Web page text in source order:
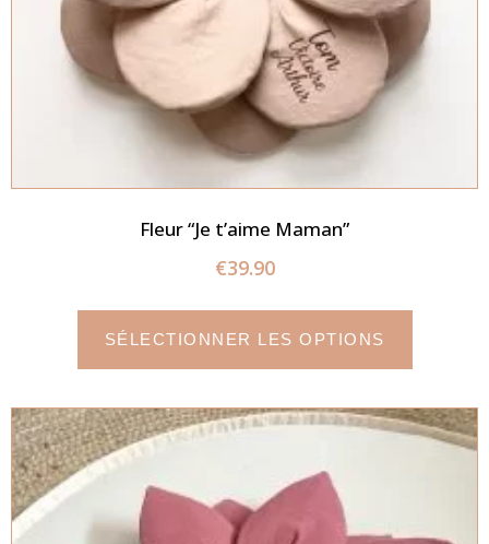
Fleur “Je t’aime Maman”
€39.90
SÉLECTIONNER LES OPTIONS